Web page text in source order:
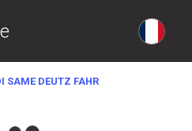
SAME DEUTZ FAHR